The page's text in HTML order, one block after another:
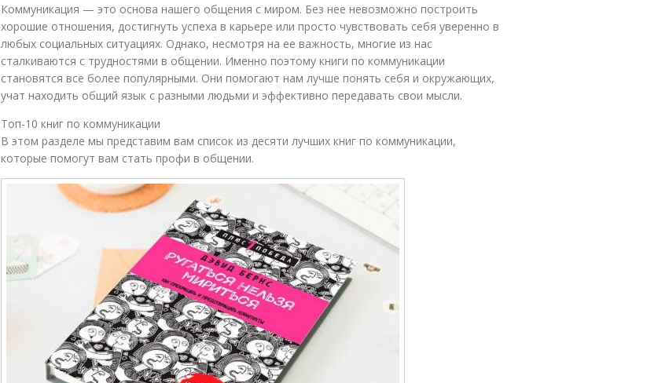
Коммуникация — это основа нашего общения с миром. Без нее невозможно построить
хорошие отношения, достигнуть успеха в карьере или просто чувствовать себя уверенно в
любых социальных ситуациях. Однако, несмотря на ее важность, многие из нас
сталкиваются с трудностями в общении. Именно поэтому книги по коммуникации
становятся все более популярными. Они помогают нам лучше понять себя и окружающих,
учат находить общий язык с разными людьми и эффективно передавать свои мысли.
Топ-10 книг по коммуникации
В этом разделе мы представим вам список из десяти лучших книг по коммуникации,
которые помогут вам стать профи в общении.